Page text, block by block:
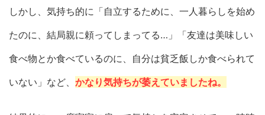
しかし、気持ち的に「自立するために、一人暮らしを始め
たのに、結局親に頼ってしまってる…」「友達は美味しい
食べ物とか食べているのに、自分は貧乏飯しか食べられて
いない」など、 かなり気持ちが萎えていましたね。